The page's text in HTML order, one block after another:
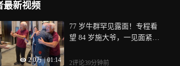
最新视频
2.0万 | 01:14
77 岁牛群罕见露面！专程看
望 84 岁施大爷，一见面紧紧
2评论39分钟前